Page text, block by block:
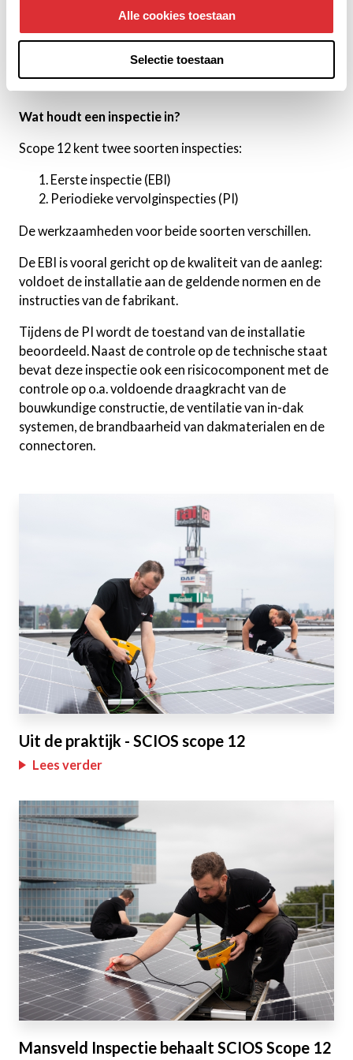
Alle cookies toestaan
Selectie toestaan
inspectie te kunnen blijven waarborgen. Dit betekent
dat zij werken conform de SCIOS normen en dat zij een
door SCIOS erkend examen met goed gevolg hebben
Wat houdt een inspectie in?
Scope 12 kent twee soorten inspecties:
Eerste inspectie (EBI)
Periodieke vervolginspecties (PI)
De werkzaamheden voor beide soorten verschillen.
De EBI is vooral gericht op de kwaliteit van de aanleg:
voldoet de installatie aan de geldende normen en de
instructies van de fabrikant.
Tijdens de PI wordt de toestand van de installatie
beoordeeld. Naast de controle op de technische staat
bevat deze inspectie ook een risicocomponent met de
controle op o.a. voldoende draagkracht van de
bouwkundige constructie, de ventilatie van in-dak
systemen, de brandbaarheid van dakmaterialen en de
connectoren.
Uit de praktijk - SCIOS scope 12
Lees verder
Mansveld Inspectie behaalt SCIOS Scope 12